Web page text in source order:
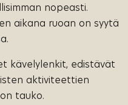
nopeasti.
aikana ruoan on syytä
kävelylenkit, edistävät
aktiviteettien
tauko.